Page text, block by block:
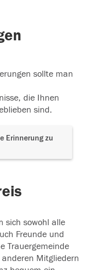
sollte man
die Ihnen
sind.
Erinnerung zu
sich sowohl alle
Freunde und
Trauergemeinde
Mitgliedern